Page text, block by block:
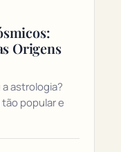
Origens
astrologia?
popular e